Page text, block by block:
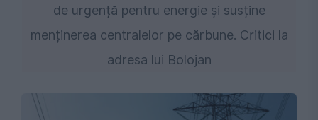
de urgență pentru energie și susține
menținerea centralelor pe cărbune. Critici la
adresa lui Bolojan